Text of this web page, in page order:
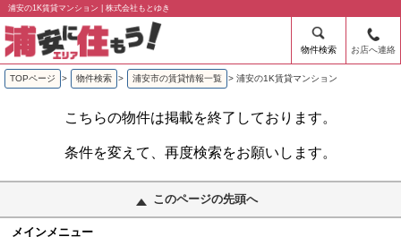
浦安の1K賃貸マンション | 株式会社もとゆき
物件検索 お店へ連絡
TOPページ > 物件検索 > 浦安市の賃貸情報一覧 > 浦安の1K賃貸マンション
こちらの物件は掲載を終了しております。
条件を変えて、再度検索をお願いします。
このページの先頭へ
メインメニュー